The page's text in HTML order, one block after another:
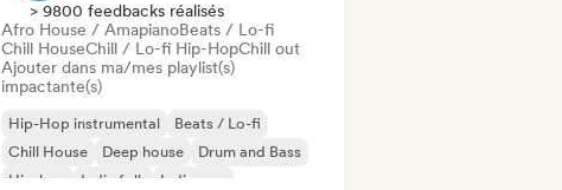
> 9800 feedbacks réalisés
Afro House / AmapianoBeats / Lo-fi
Chill HouseChill / Lo-fi Hip-HopChill out
Ajouter dans ma/mes playlist(s)
impactante(s)
Hip-Hop instrumental
Beats / Lo-fi
Chill House
Deep house
Drum and Bass
Hip-hop
Indie folk Indie pop